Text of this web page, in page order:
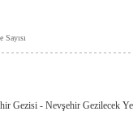
Sayısı
Gezisi - Nevşehir Gezilecek